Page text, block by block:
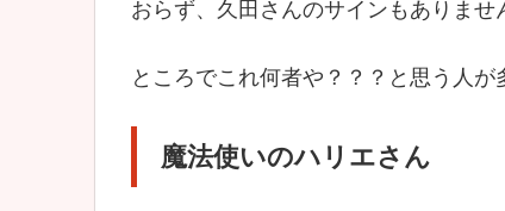
おらず、久田さんのサインもありませ
ところでこれ何者や？？？と思う人が
魔法使いのハリエさん